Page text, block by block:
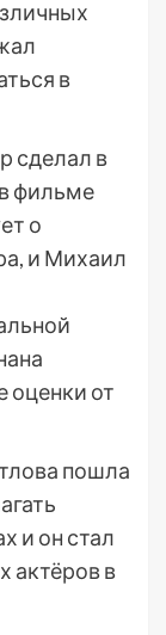
в
сделал в
фильме
о
и Михаил
оценки от
пошла
и он стал
актёров в